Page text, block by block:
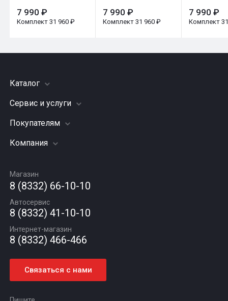
7 990 ₽
Комплект 31 960 ₽
7 990 ₽
Комплект 31 960 ₽
7 990 ₽
Комплект
Каталог
Шины
Грузовые шины
Диски
Автомасла
Сервис и услуги
Заправка кондиционера
Подвеска (ходовая часть)
Шиномонтаж
Покупателям
Акции
Гарантии и возврат
Компания
Вакансии
Новости
Статьи
Контакты
Магазин
8 (8332) 66-10-10
Автосервис
8 (8332) 41-10-10
Интернет-магазин
8 (8332) 466-466
Связаться с нами